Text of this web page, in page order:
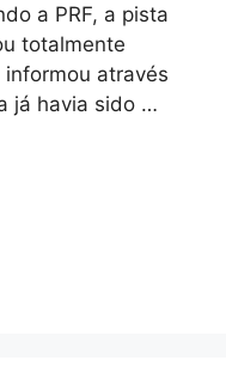
a PRF, a pista
totalmente
informou através
já havia sido …